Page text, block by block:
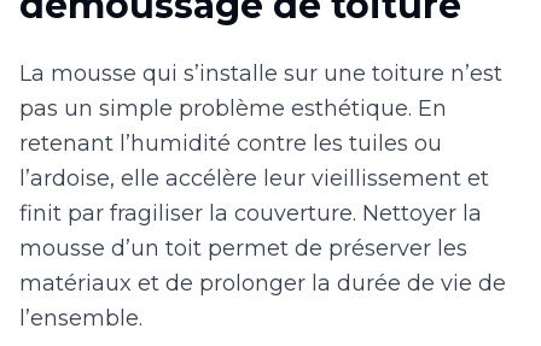
La mousse qui s’installe sur une toiture n’est
pas un simple problème esthétique. En
retenant l’humidité contre les tuiles ou
l’ardoise, elle accélère leur vieillissement et
finit par fragiliser la couverture. Nettoyer la
mousse d’un toit permet de préserver les
matériaux et de prolonger la durée de vie de
l’ensemble.